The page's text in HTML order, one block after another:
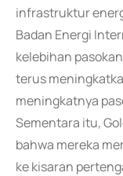
infrastruktur
Badan Energi
kelebihan
terus
meningkatnya
Sementara itu,
bahwa mereka
ke kisaran